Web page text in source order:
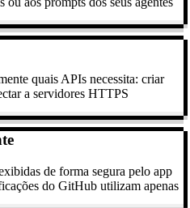
quais APIs necessita: criar
a servidores HTTPS
de forma segura pelo app
do GitHub utilizam apenas